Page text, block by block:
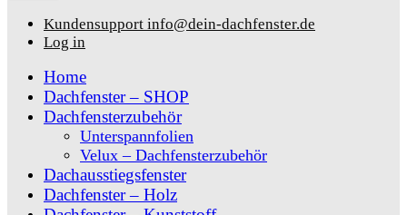
Kundensupport info@dein-dachfenster.de
Log in
Home
Dachfenster – SHOP
Dachfensterzubehör
Unterspannfolien
Velux – Dachfensterzubehör
Dachausstiegsfenster
Dachfenster – Holz